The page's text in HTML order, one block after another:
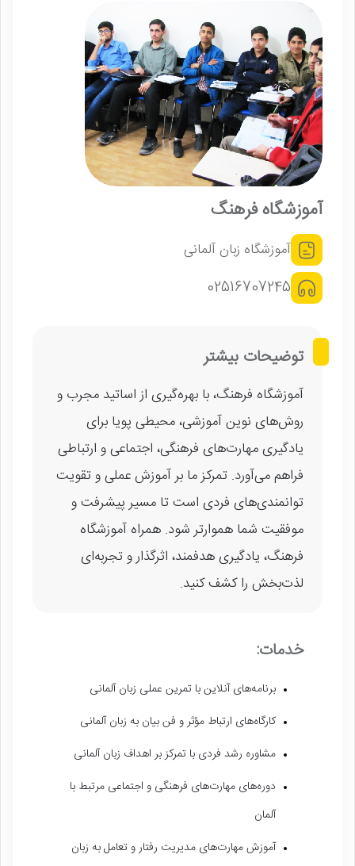
آموزشگاه فرهنگ
آموزشگاه زبان آلمانی
02516707245
توضیحات بیشتر
آموزشگاه فرهنگ، با بهره‌گیری از اساتید مجرب و
روش‌های نوین آموزشی، محیطی پویا برای
یادگیری مهارت‌های فرهنگی، اجتماعی و ارتباطی
فراهم می‌آورد. تمرکز ما بر آموزش عملی و تقویت
توانمندی‌های فردی است تا مسیر پیشرفت و
موفقیت شما هموارتر شود. همراه آموزشگاه
فرهنگ، یادگیری هدفمند، اثرگذار و تجربه‌ای
لذت‌بخش را کشف کنید.
خدمات:
برنامه‌های آنلاین با تمرین عملی زبان آلمانی
کارگاه‌های ارتباط مؤثر و فن بیان به زبان آلمانی
مشاوره رشد فردی با تمرکز بر اهداف زبان آلمانی
دوره‌های مهارت‌های فرهنگی و اجتماعی مرتبط با
آلمان
آموزش مهارت‌های مدیریت رفتار و تعامل به زبان